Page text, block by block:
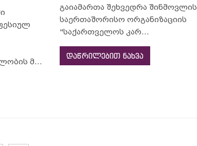
მ...
გაიამართა შეხვედრა შინმოვლის
საერთაშორისო ორგანიზაციის
"საქართველოს კარ...
დაწრილებით ნახვა